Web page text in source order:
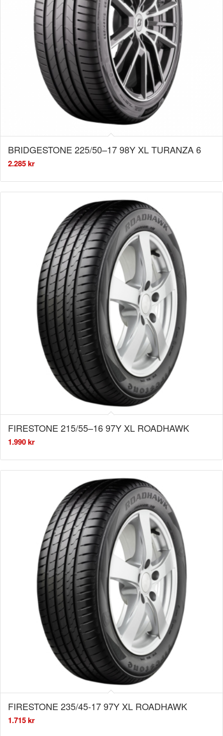
BRIDGESTONE 225/50–17 98Y XL TURANZA 6
2.285kr
FIRESTONE 215/55–16 97Y XL ROADHAWK
1.990kr
FIRESTONE 235/45-17 97Y XL ROADHAWK
1.715kr